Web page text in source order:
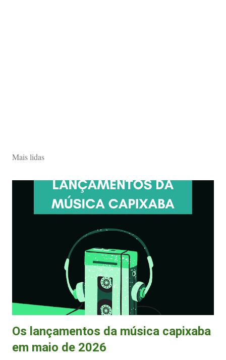
Mais lidas
Os lançamentos da música capixaba
em maio de 2026